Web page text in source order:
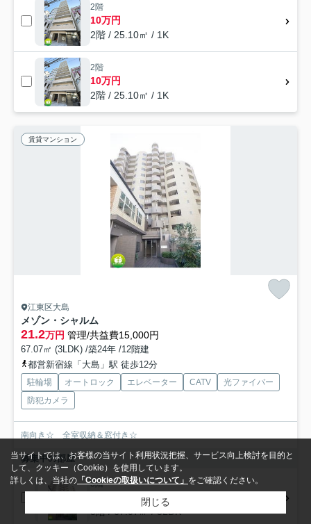
2階
10万円
2階 / 25.10㎡ / 1K
2階
10万円
2階 / 25.10㎡ / 1K
賃貸マンション
江東区大島
メゾン・シャルム
21.2万円 管理/共益費15,000円
67.07㎡ (3LDK) /築24年 /12階建
都営新宿線「大島」駅 徒歩12分
駐輪場 オートロック エレベーター CATV
光ファイバー
防犯カメラ
南向き☆ 全室収納＆窓付き☆
募集中の部屋
3階
3階 / 67.07㎡ / 3LDK
当サイトでは、お客様の当サイト利用状況把握、サービス向上検討を目的と
して、クッキー（Cookie）を使用しています。
詳しくは、当社の 「Cookieの取扱いについて」 をご確認ください。
閉じる